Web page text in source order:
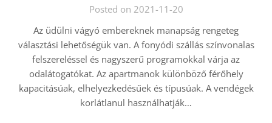
Posted on 2021-11-20
Az üdülni vágyó embereknek manapság rengeteg
választási lehetőségük van. A fonyódi szállás színvonalas
felszereléssel és nagyszerű programokkal várja az
odalátogatókat. Az apartmanok különböző férőhely
kapacitásúak, elhelyezkedésűek és típusúak. A vendégek
korlátlanul használhatják…